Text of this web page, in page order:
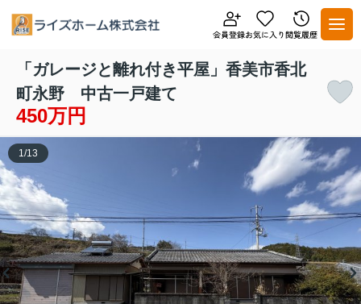
「ガレージと離れ付き平屋」香美市香北
町永野 中古一戸建て
450万円
1/13